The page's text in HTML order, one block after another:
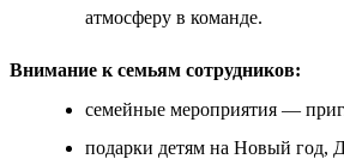
атмосферу в команде.
Внимание к семьям сотрудников:
семейные мероприятия —
подарки детям на Новый год,